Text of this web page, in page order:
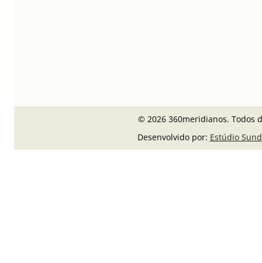
© 2026 360meridianos. Todos
Desenvolvido por: Estúdio